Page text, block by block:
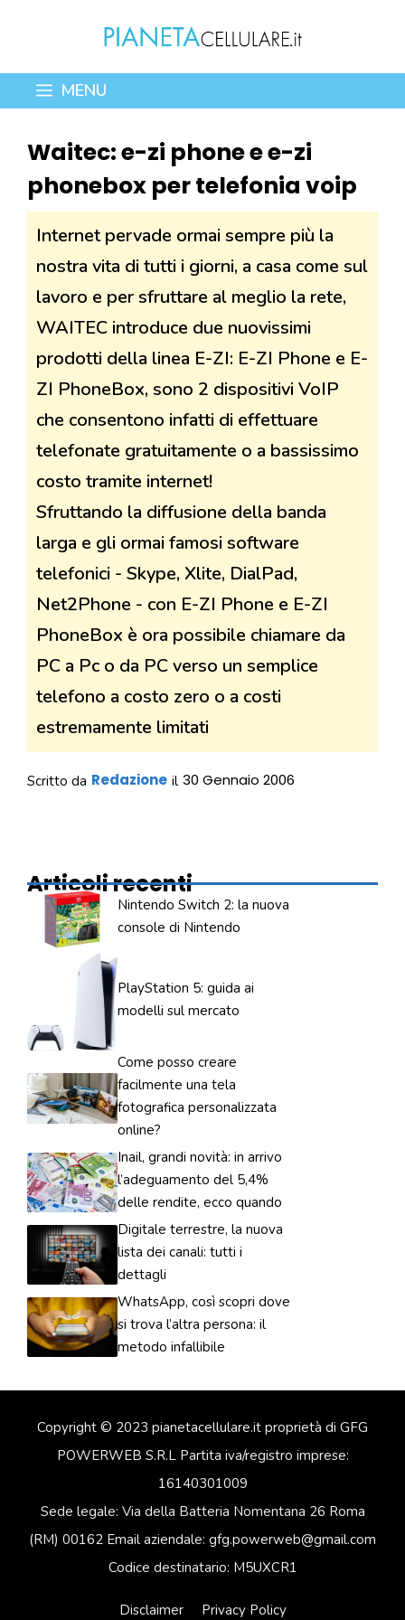
contenuto
MENU
Waitec: e-zi phone e e-zi
phonebox per telefonia voip
Internet pervade ormai sempre più la
nostra vita di tutti i giorni, a casa come sul
lavoro e per sfruttare al meglio la rete,
WAITEC introduce due nuovissimi
prodotti della linea E-ZI: E-ZI Phone e E-
ZI PhoneBox, sono 2 dispositivi VoIP
che consentono infatti di effettuare
telefonate gratuitamente o a bassissimo
costo tramite internet!
Sfruttando la diffusione della banda
larga e gli ormai famosi software
telefonici - Skype, Xlite, DialPad,
Net2Phone - con E-ZI Phone e E-ZI
PhoneBox è ora possibile chiamare da
PC a Pc o da PC verso un semplice
telefono a costo zero o a costi
estremamente limitati
Scritto da Redazione il 30 Gennaio 2006
Articoli recenti
Nintendo Switch 2: la nuova
console di Nintendo
PlayStation 5: guida ai
modelli sul mercato
Come posso creare
facilmente una tela
fotografica personalizzata
online?
Inail, grandi novità: in arrivo
l’adeguamento del 5,4%
delle rendite, ecco quando
Digitale terrestre, la nuova
lista dei canali: tutti i
dettagli
WhatsApp, così scopri dove
si trova l’altra persona: il
metodo infallibile
Copyright © 2023 pianetacellulare.it proprietà di GFG
POWERWEB S.R.L Partita iva/registro imprese:
16140301009
Sede legale: Via della Batteria Nomentana 26 Roma
(RM) 00162 Email aziendale: gfg.powerweb@gmail.com
Codice destinatario: M5UXCR1
Disclaimer Privacy Policy